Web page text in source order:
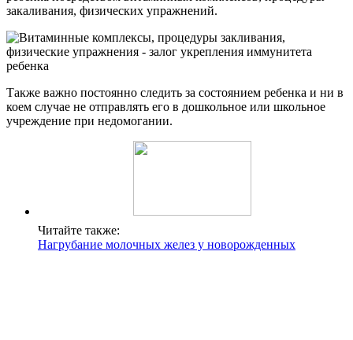
закаливания, физических упражнений.
Также важно постоянно следить за состоянием ребенка и ни в
коем случае не отправлять его в дошкольное или школьное
учреждение при недомогании.
Читайте также:
Нагрубание молочных желез у новорожденных